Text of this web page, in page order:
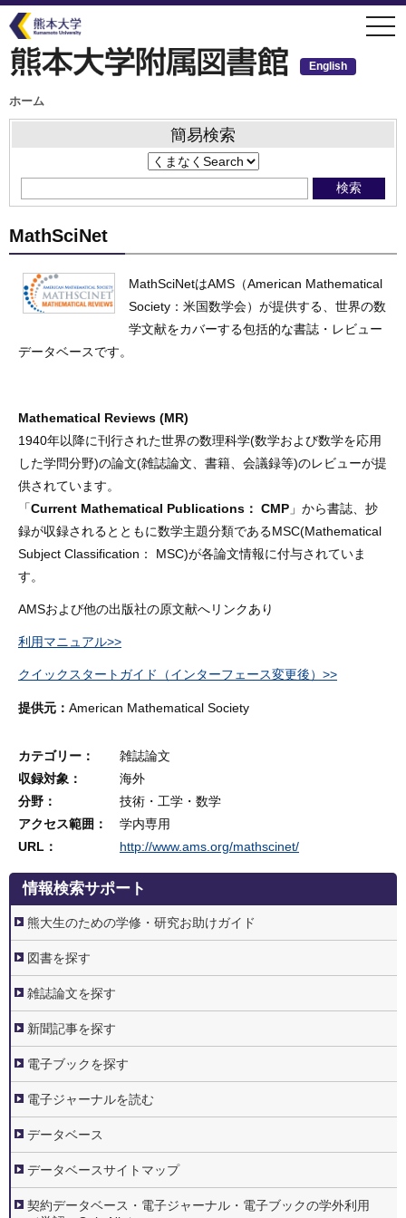
イ
コ
テ
ツ
移
English
パ
ン
く
ホーム
簡易検索
MathSciNet
MathSciNetはAMS（American Mathematical
Society：米国数学会）が提供する、世界の数
学文献をカバーする包括的な書誌・レビュー
データベースです。
Mathematical Reviews (MR)
1940年以降に刊行された世界の数理科学(数学および数学を応用
した学問分野)の論文(雑誌論文、書籍、会議録等)のレビューが提
供されています。
「Current Mathematical Publications： CMP 」から書誌、抄
録が収録されるとともに数学主題分類であるMSC(Mathematical
Subject Classification： MSC)が各論文情報に付与されていま
す。
AMSおよび他の出版社の原文献へリンクあり
利用マニュアル>>
クイックスタートガイド（インターフェース変更後）>>
提供元： American Mathematical Society
カテゴリー
雑誌論文
収録対象
海外
分野
技術・工学・数学
アクセス範囲
学内専用
URL
http://www.ams.org/mathscinet/
3.
報
検
索
サ
ポ
ト
情報検索サポート
熊大生のための学修・研究お助けガイド
図書を探す
雑誌論文を探す
新聞記事を探す
電子ブックを探す
電子ジャーナルを読む
データベース
データベースサイトマップ
契約データベース・電子ジャーナル・電子ブックの学外利用